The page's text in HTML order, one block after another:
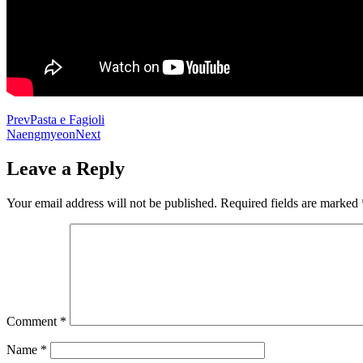
PrevPasta e Fagioli
NaengmyeonNext
Leave a Reply
Your email address will not be published. Required fields are marked
Comment *
Name *